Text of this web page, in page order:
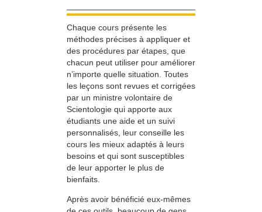
Chaque cours présente les
méthodes précises à appliquer et
des procédures par étapes, que
chacun peut utiliser pour améliorer
n’importe quelle situation. Toutes
les leçons sont revues et corrigées
par un ministre volontaire de
Scientologie qui apporte aux
étudiants une aide et un suivi
personnalisés, leur conseille les
cours les mieux adaptés à leurs
besoins et qui sont susceptibles
de leur apporter le plus de
bienfaits.
Après avoir bénéficié eux-mêmes